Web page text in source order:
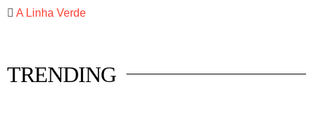
A Linha Verde
TRENDING